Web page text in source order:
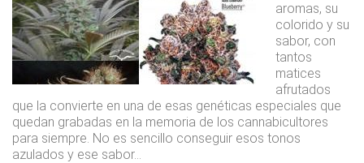
aromas, su
colorido y su
sabor, con
tantos
matices
afrutados
que la convierte en una de esas genéticas especiales que
quedan grabadas en la memoria de los cannabicultores
para siempre. No es sencillo conseguir esos tonos
azulados y ese sabor…